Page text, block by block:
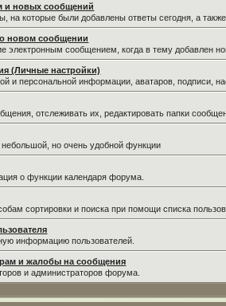
и новых сообщений
на которые были добавлены ответы сегодня, а
новом сообщении
электронным сообщением, когда в тему добавлен
(Личные настройки)
и персональной информации, аватаров, подписи,
отслеживать их, редактировать папки
но очень удобной функции
о функции календаря форума.
сортировки и поиска при помощи списка
информацию пользователей.
и жалобы на сообщения
и администраторов форума.